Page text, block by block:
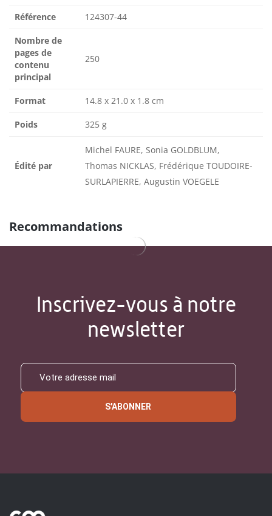
Référence 124307-44
Nombre de
pages de
contenu
principal
250
Format 14.8 x 21.0 x 1.8 cm
Poids 325 g
Édité par
Michel FAURE, Sonia GOLDBLUM,
Thomas NICKLAS, Frédérique TOUDOIRE-
SURLAPIERRE, Augustin VOEGELE
Recommandations
Inscrivez-vous à notre
newsletter
S'ABONNER